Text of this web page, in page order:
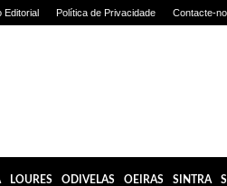
Editorial Política de Privacidade Contacte-
LOURES ODIVELAS OEIRAS SINTRA